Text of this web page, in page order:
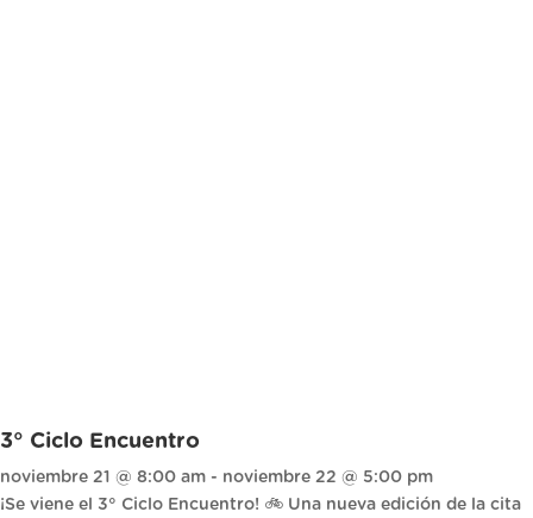
3° Ciclo Encuentro
noviembre 21 @ 8:00 am - noviembre 22 @ 5:00 pm
¡Se viene el 3° Ciclo Encuentro! 🚲 Una nueva edición de la cita